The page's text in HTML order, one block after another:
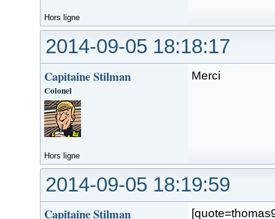
Hors ligne
2014-09-05 18:18:17
Capitaine Stilman
Colonel
Merci
Hors ligne
2014-09-05 18:19:59
Capitaine Stilman